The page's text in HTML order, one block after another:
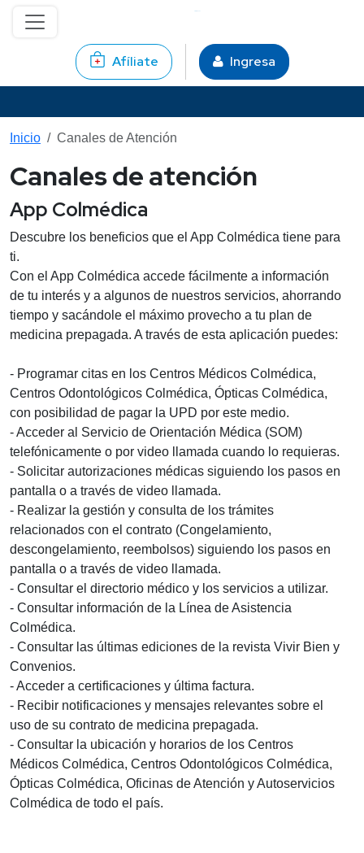
Afíliate Ingresa
Inicio Canales de Atención
Canales de atención
App Colmédica
Descubre los beneficios que el App Colmédica tiene para
ti.
​Con el App Colmédica accede fácilmente a información
de tu interés y a algunos de nuestros servicios, ahorrando
tiempo y sacándole el máximo provecho a tu plan de
medicina prepagada. A través de esta aplicación puedes:
- Programar citas en los Centros Médicos Colmédica,
Centros Odontológicos Colmédica, Ópticas Colmédica,
con posibilidad de pagar la UPD por este medio.
- Acceder al Servicio de Orientación Médica (SOM)
telefónicamente o por video llamada cuando lo requieras.
- Solicitar autorizaciones médicas siguiendo los pasos en
pantalla o a través de video llamada.
- Realizar la gestión y consulta de los trámites
relacionados con el contrato (Congelamiento,
descongelamiento, reembolsos) siguiendo los pasos en
pantalla o a través de video llamada.
- Consultar el directorio médico y los servicios a utilizar.
- Consultar información de la Línea de Asistencia
Colmédica.
- Consultar las últimas ediciones de la revista Vivir Bien y
Convenios.
- Acceder a certificaciones y última factura.
- Recibir notificaciones y mensajes relevantes sobre el
uso de su contrato de medicina prepagada.
- Consultar la ubicación y horarios de los Centros
Médicos Colmédica, Centros Odontológicos Colmédica,
Ópticas Colmédica, Oficinas de Atención y Autoservicios
Colmédica de todo el país.